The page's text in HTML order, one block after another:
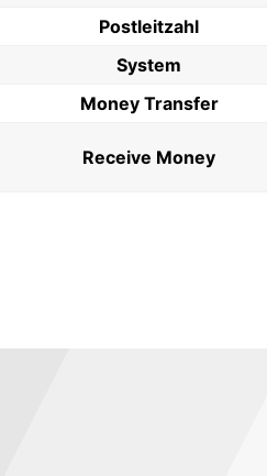
Postleitzahl
System
Money Transfer
Receive Money